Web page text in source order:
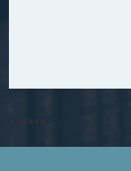
******